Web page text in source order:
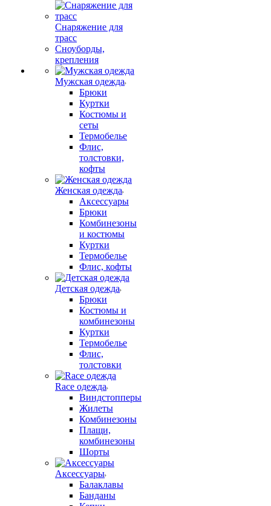
Снаряжение для
трасс
Сноуборды,
крепления
Мужская одежда
Брюки
Куртки
Костюмы и
сеты
Термобелье
Флис,
толстовки,
кофты
Женская одежда
Аксессуары
Брюки
Комбинезоны
и костюмы
Куртки
Термобелье
Флис, кофты
Детская одежда
Брюки
Костюмы и
комбинезоны
Куртки
Термобелье
Флис,
толстовки
Race одежда
Виндстопперы
Жилеты
Комбинезоны
Плащи,
комбинезоны
Шорты
Аксессуары
Балаклавы
Банданы